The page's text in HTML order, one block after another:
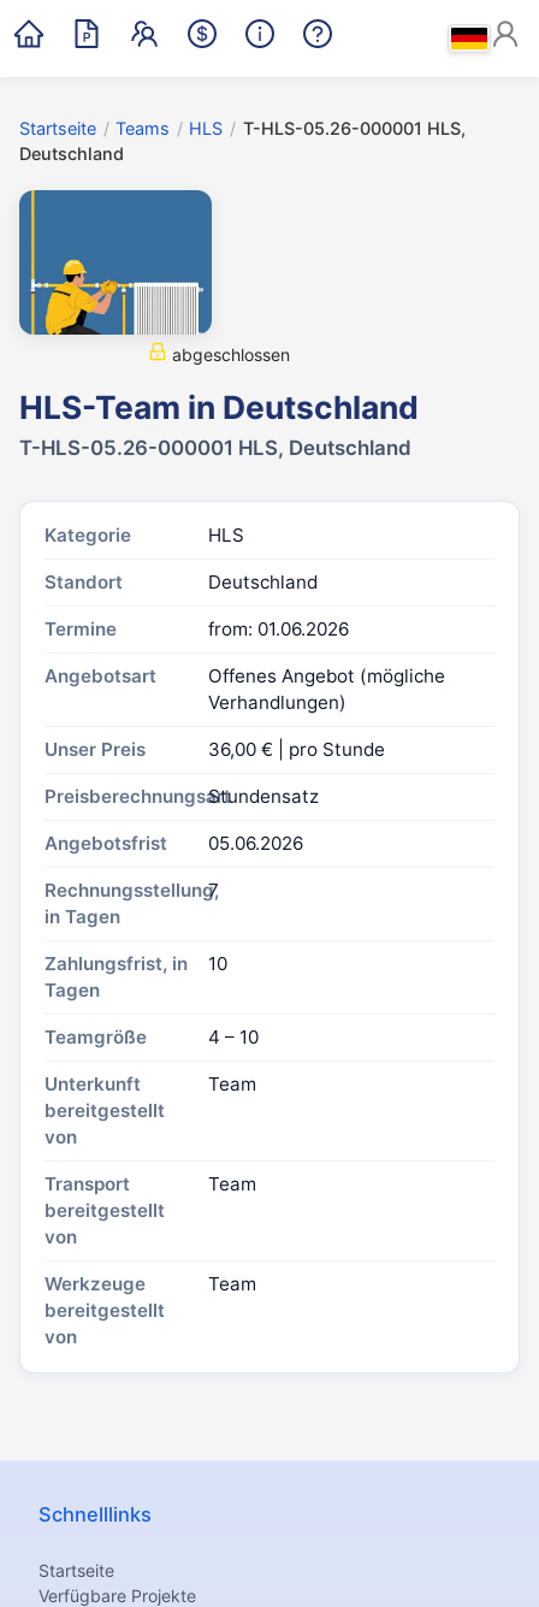
Startseite / Teams / HLS / T-HLS-05.26-000001 HLS,
Deutschland
abgeschlossen
HLS-Team in Deutschland
T-HLS-05.26-000001 HLS, Deutschland
Kategorie HLS
Standort Deutschland
Termine from: 01.06.2026
Angebotsart
Offenes Angebot (mögliche
Verhandlungen)
Unser Preis 36,00 € | pro Stunde
PreisberechnungsartStundensatz
Angebotsfrist 05.06.2026
Rechnungsstellung,
in Tagen
7
Zahlungsfrist, in
Tagen
10
Teamgröße 4 – 10
Unterkunft
bereitgestellt
von
Team
Transport
bereitgestellt
von
Team
Werkzeuge
bereitgestellt
von
Team
Schnelllinks
Startseite
Verfügbare Projekte